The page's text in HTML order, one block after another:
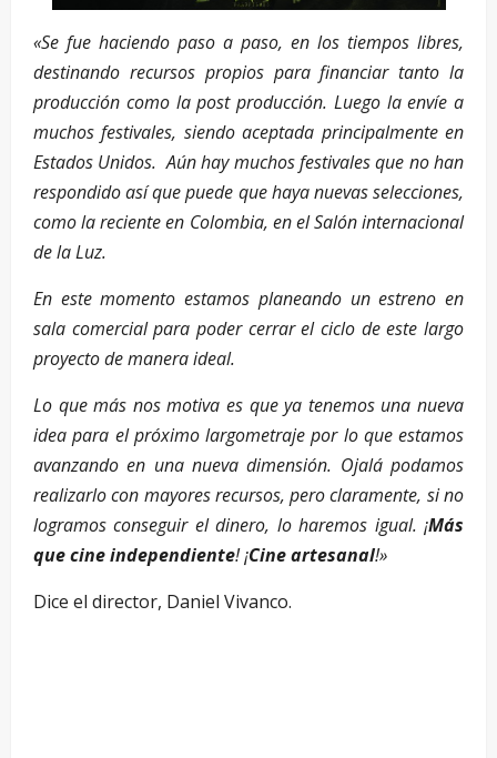
«Se fue haciendo paso a paso, en los tiempos libres,
destinando recursos propios para financiar tanto la
producción como la post producción. Luego la envíe a
muchos festivales, siendo aceptada principalmente en
Estados Unidos. Aún hay muchos festivales que no han
respondido así que puede que haya nuevas selecciones,
como la reciente en Colombia, en el Salón internacional
de la Luz.
En este momento estamos planeando un estreno en
sala comercial para poder cerrar el ciclo de este largo
proyecto de manera ideal.
Lo que más nos motiva es que ya tenemos una nueva
idea para el próximo largometraje por lo que estamos
avanzando en una nueva dimensión. Ojalá podamos
realizarlo con mayores recursos, pero claramente, si no
logramos conseguir el dinero, lo haremos igual. ¡Más
que cine independiente! ¡Cine artesanal!»
Dice el director, Daniel Vivanco.